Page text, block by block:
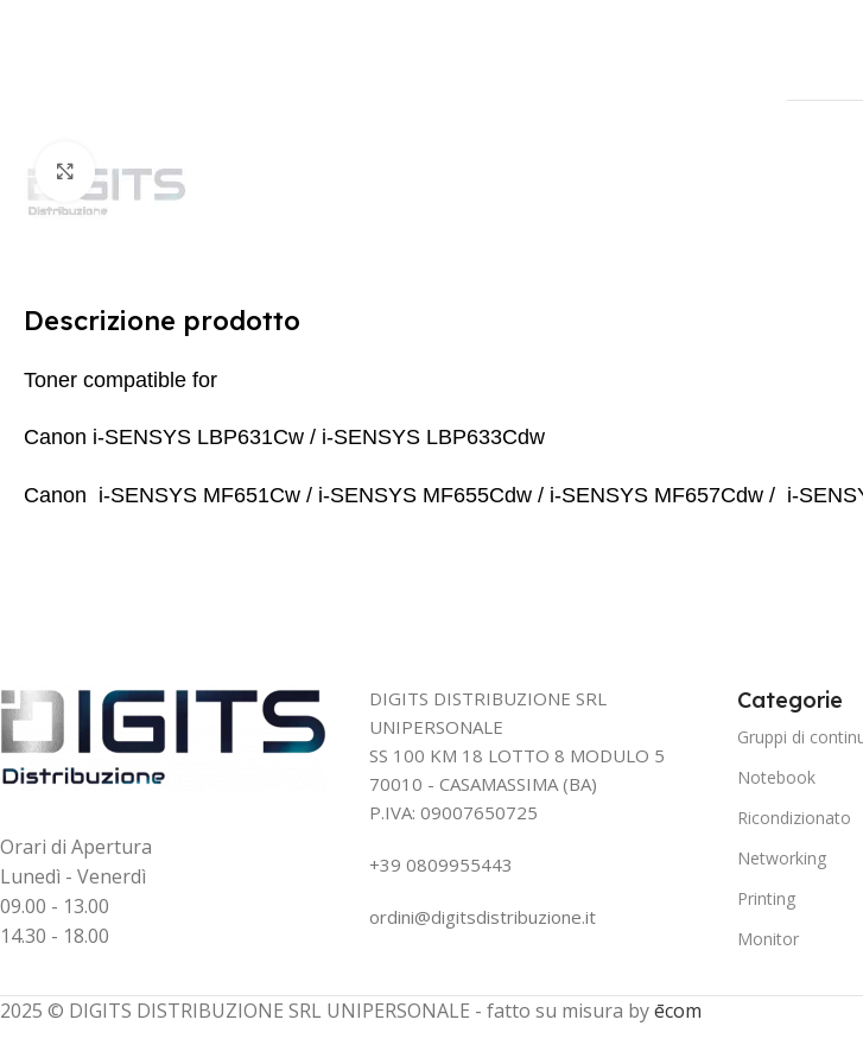
Clicca per ingrandire
Descrizione prodotto
Toner compatible for
Canon i-SENSYS LBP631Cw / i-SENSYS LBP633Cdw
Canon i-SENSYS MF651Cw / i-SENSYS MF655Cdw / i-SENSYS MF657Cdw / i-
Orari di Apertura
Lunedì - Venerdì
09.00 - 13.00
14.30 - 18.00
DIGITS DISTRIBUZIONE SRL
UNIPERSONALE
SS 100 KM 18 LOTTO 8 MODULO 5
70010 - CASAMASSIMA (BA)
P.IVA: 09007650725
+39 0809955443
ordini@digitsdistribuzione.it
Categorie
Gruppi di
Notebook
Ricondizionato
Networking
Printing
Monitor
2025 © DIGITS DISTRIBUZIONE SRL UNIPERSONALE - fatto su misura byēcom